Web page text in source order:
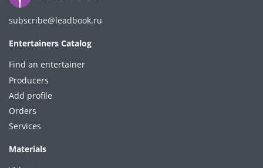
subscribe@leadbook.ru
Entertainers Catalog
Find an entertainer
Producers
Add profile
Orders
Services
Materials